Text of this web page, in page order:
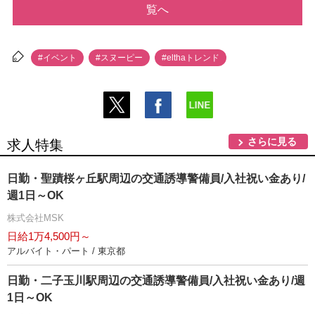
覧へ
#イベント #スヌーピー #elthaトレンド
求人特集 さらに見る
日勤・聖蹟桜ヶ丘駅周辺の交通誘導警備員/入社祝い金あり/
週1日～OK
株式会社MSK
日給1万4,500円～
アルバイト・パート / 東京都
日勤・二子玉川駅周辺の交通誘導警備員/入社祝い金あり/週
1日～OK